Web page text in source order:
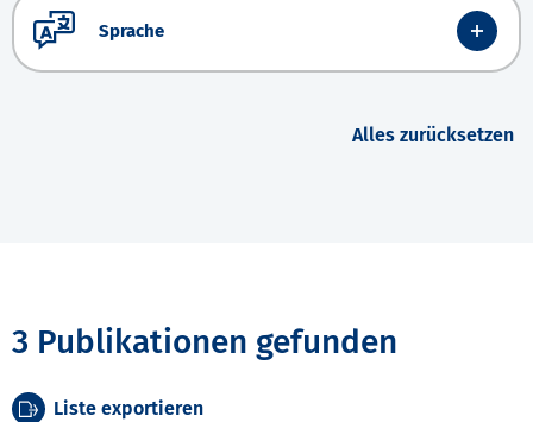
Sprache
Alles zurücksetzen
3 Publikationen gefunden
Liste exportieren